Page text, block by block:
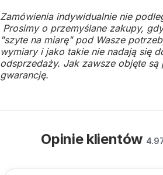
Zamówienia indywidualnie nie
Prosimy o przemyślane zakupy,
"szyte na miarę" pod Wasze
wymiary i jako takie nie nadają się
odsprzedaży. Jak zawsze objęte są
gwarancję.
Opinie klientów